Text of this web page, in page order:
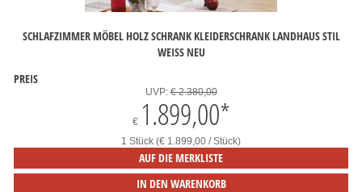
SCHLAFZIMMER MÖBEL HOLZ SCHRANK KLEIDERSCHRANK LANDHAUS STIL
WEISS NEU
PREIS
UVP:€ 2.380,00
€ 1.899,00*
1 Stück (€ 1.899,00 / Stück)
AUF DIE MERKLISTE
IN DEN WARENKORB